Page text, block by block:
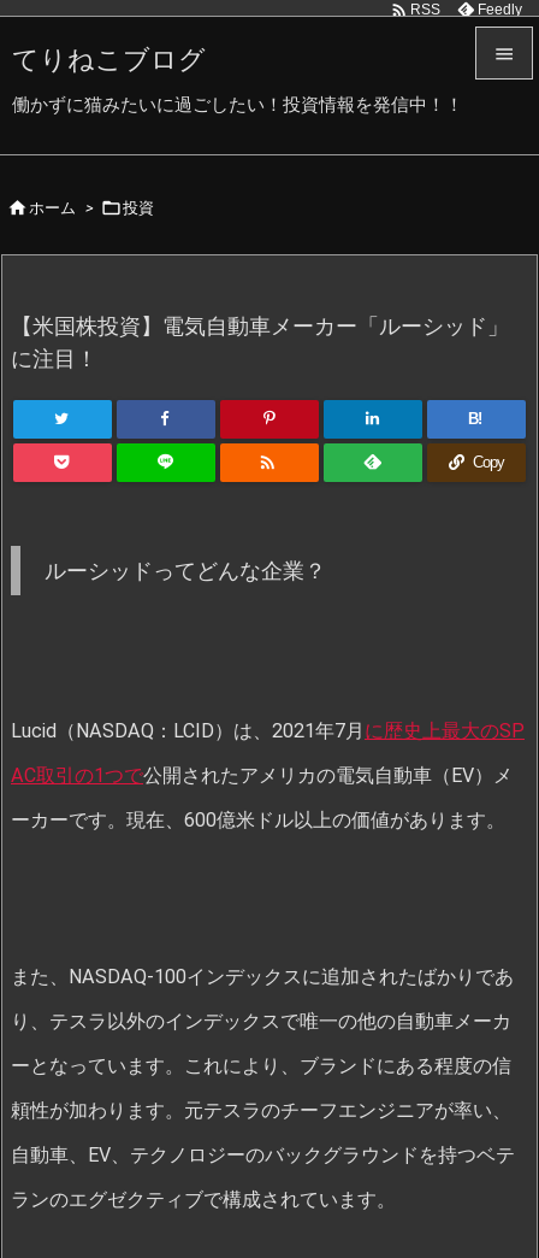
てりねこブログ
働かずに猫みたいに過ごしたい！投資情報を発信中！！

前へ
 RSS Feedly
ホーム > 投資
【米国株投資】電気自動車メーカー「ルーシッド」
に注目！
B!
 Copy
ルーシッドってどんな企業？
Lucid（NASDAQ：LCID）は、2021年7月 に歴史上最大のSP
AC取引の1つで公開されたアメリカの電気自動車（EV）メ
ーカーです。現在、600億米ドル以上の価値があります。
また、NASDAQ-100インデックスに追加されたばかりであ
り、テスラ以外のインデックスで唯一の他の自動車メーカ
ーとなっています。これにより、ブランドにある程度の信
頼性が加わります。元テスラのチーフエンジニアが率い、
自動車、EV、テクノロジーのバックグラウンドを持つベテ
ランのエグゼクティブで構成されています。